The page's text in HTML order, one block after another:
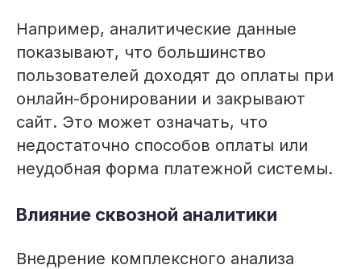
Например, аналитические данные
показывают, что большинство
пользователей доходят до оплаты при
онлайн-бронировании и закрывают
сайт. Это может означать, что
недостаточно способов оплаты или
неудобная форма платежной системы.
Влияние сквозной аналитики
Внедрение комплексного анализа